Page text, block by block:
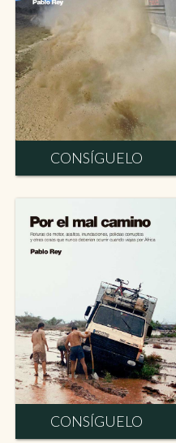
CONSÍGUELO
CONSÍGUELO